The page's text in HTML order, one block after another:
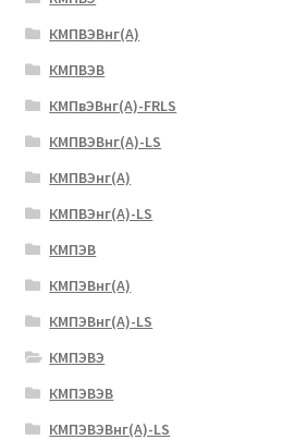
КМПВЭBнг(А)
КМПВЭВ
КМПвЭВнг(А)-FRLS
КМПВЭВнг(А)-LS
КМПВЭнг(А)
КМПВЭнг(А)-LS
КМПЭВ
КМПЭВнг(А)
КМПЭВнг(А)-LS
КМПЭВЭ
КМПЭВЭВ
КМПЭВЭВнг(А)-LS